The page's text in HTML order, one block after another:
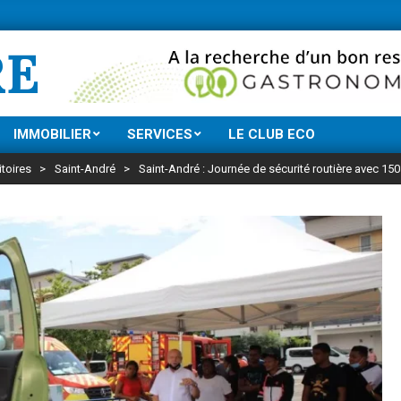
Ne manquez rien
IMMOBILIER SERVICES LE CLUB ECO
> Saint-André > Saint-André : Journée de sécurité routière avec